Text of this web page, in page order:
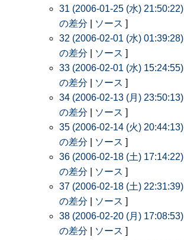
31 (2006-01-25 (水) 21:50:22)
の差分
ソース ]
32 (2006-02-01 (水) 01:39:28)
の差分
ソース ]
33 (2006-02-01 (水) 15:24:55)
の差分
ソース ]
34 (2006-02-13 (月) 23:50:13)
の差分
ソース ]
35 (2006-02-14 (火) 20:44:13)
の差分
ソース ]
36 (2006-02-18 (土) 17:14:22)
の差分
ソース ]
37 (2006-02-18 (土) 22:31:39)
の差分
ソース ]
38 (2006-02-20 (月) 17:08:53)
の差分
ソース ]